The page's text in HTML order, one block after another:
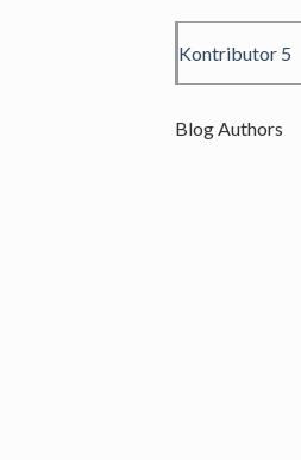
Kontributor 5
Blog Authors